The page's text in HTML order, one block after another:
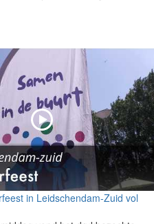
in Leidschendam-Zuid vol